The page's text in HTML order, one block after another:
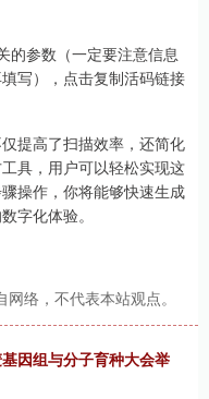
的参数（一定要注意信息
写），点击复制活码链接
提高了扫描效率，还简化
具，用户可以轻松实现这
操作，你将能够快速生成
字化体验。
络，不代表本站观点。
因组与分子育种大会举